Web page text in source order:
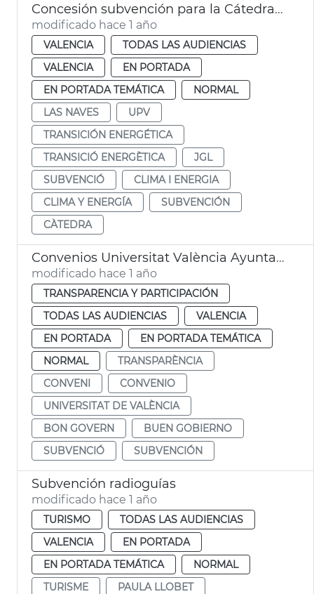
Concesión subvención para la Cátedra de Transición Energética de UPV
modificado hace 1 año
VALENCIA
TODAS LAS AUDIENCIAS
VALENCIA
EN PORTADA
EN PORTADA TEMÁTICA
NORMAL
LAS NAVES
UPV
TRANSICIÓN ENERGÉTICA
TRANSICIÓ ENERGÈTICA
JGL
SUBVENCIÓ
CLIMA I ENERGIA
CLIMA Y ENERGÍA
SUBVENCIÓN
CÀTEDRA
Convenios Universitat València Ayuntamiento Buen Gobierno
modificado hace 1 año
TRANSPARENCIA Y PARTICIPACIÓN
TODAS LAS AUDIENCIAS
VALENCIA
EN PORTADA
EN PORTADA TEMÁTICA
NORMAL
TRANSPARÈNCIA
CONVENI
CONVENIO
UNIVERSITAT DE VALÈNCIA
BON GOVERN
BUEN GOBIERNO
SUBVENCIÓ
SUBVENCIÓN
Subvención radioguías
modificado hace 1 año
TURISMO
TODAS LAS AUDIENCIAS
VALENCIA
EN PORTADA
EN PORTADA TEMÁTICA
NORMAL
TURISME
PAULA LLOBET